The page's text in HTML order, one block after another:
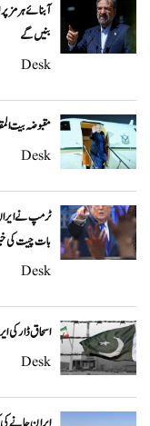
آبنائے ہرمز
بنیں گے
Desk
مقبوضہ بیت
Desk
ٹرمپ نے
بات چیت کی
Desk
اسحاق ڈار کی
Desk